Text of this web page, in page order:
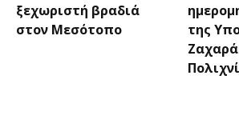
ξεχωριστή βραδιά
στον Μεσότοπο
της